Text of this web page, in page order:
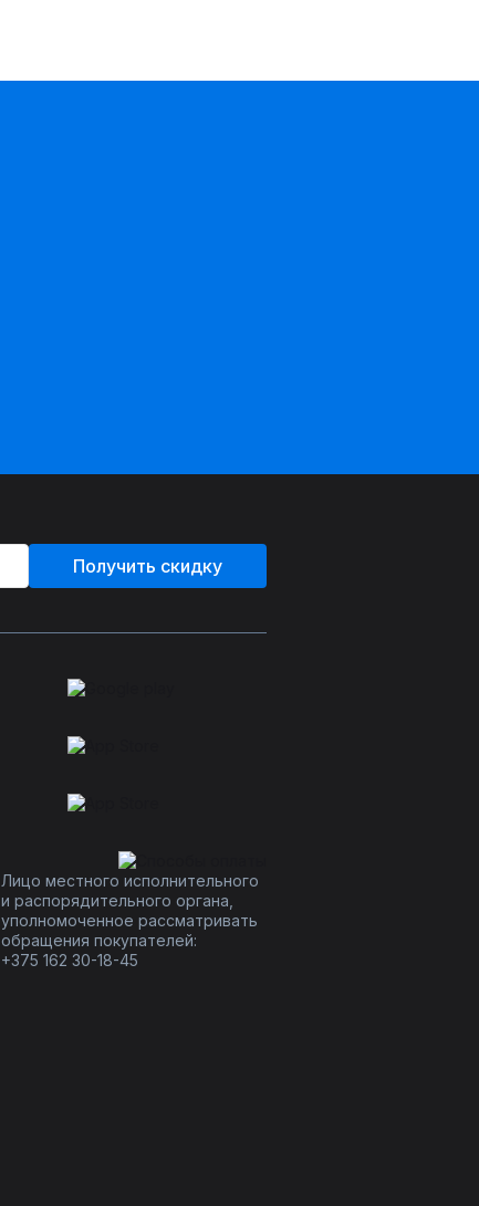
Получить скидку
Лицо местного исполнительного
и распорядительного органа,
уполномоченное рассматривать
обращения покупателей:
+375 162 30-18-45